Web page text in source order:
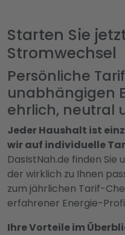
Starten Sie
Stromwechsel
Persönliche
unabhängigen
ehrlich, neutral
Jeder Haushalt ist
wir auf individuelle
DasIstNah.de finden
der wirklich zu Ihnen
zum jährlichen Tarif-
erfahrener Energie-
Ihre Vorteile im